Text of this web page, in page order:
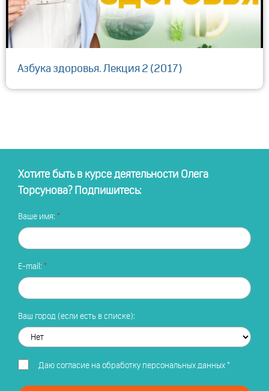
Азбука здоровья. Лекция 2 (2017)
Хотите быть в курсе деятельности Олега
Торсунова? Подпишитесь:
Ваше имя:
E-mail:
Ваш город (если есть в списке):
Даю согласие на обработку персональных данных*